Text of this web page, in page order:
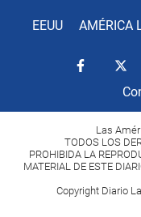
EEUU AMÉRICA
Las
TODOS LOS
PROHIBIDA LA
MATERIAL DE ESTE
Copyright Diario